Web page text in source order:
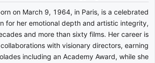
on March 9, 1964, in Paris, is a celebrated
for her emotional depth and artistic integrity,
and more than sixty films. Her career is
with visionary directors, earning
including an Academy Award, while she